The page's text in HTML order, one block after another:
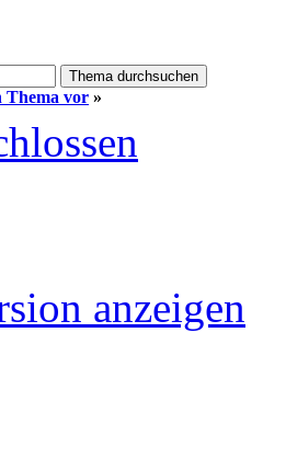
Thema vor »
anzeigen